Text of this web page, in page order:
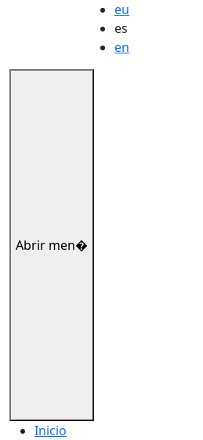
eu
es
en
Abrir men�
Inicio